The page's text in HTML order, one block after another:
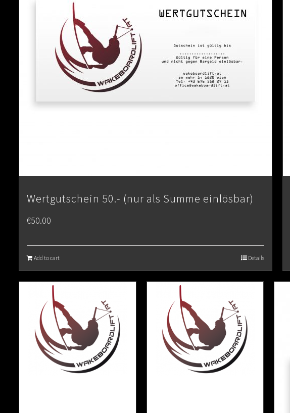
Wertgutschein 50.- (nur als Summe einlösbar)
€50.00
Add to cart Details